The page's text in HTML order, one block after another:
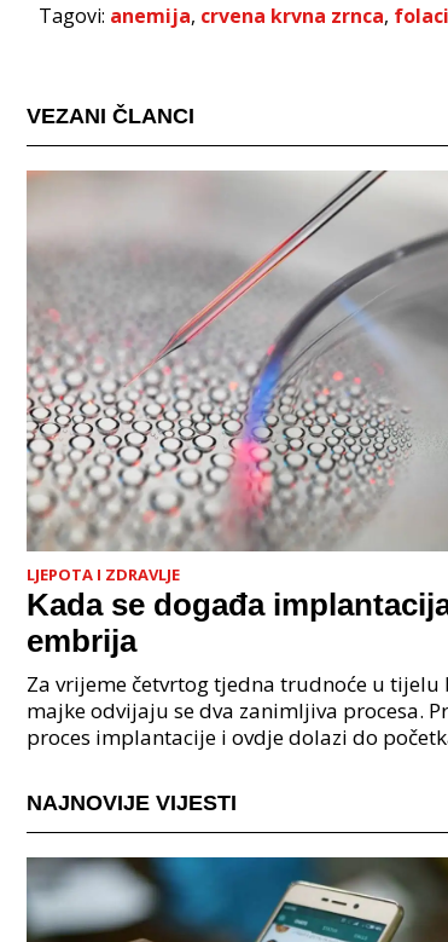
Tagovi: anemija, crvena krvna zrnca,
VEZANI ČLANCI
LJEPOTA I ZDRAVLJE
Kada se događa
embrija
Za vrijeme četvrtog tjedna trudnoće u tijelu
majke odvijaju se dva zanimljiva procesa.
proces implantacije i ovdje dolazi do
NAJNOVIJE VIJESTI